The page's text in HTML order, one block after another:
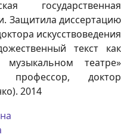
государственная
Защитила диссертацию
искусствоведения
текст как
театре»
профессор, доктор
2014